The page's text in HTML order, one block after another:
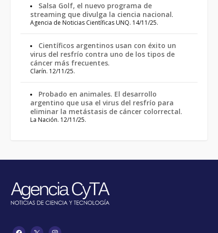
Salsa Golf, el nuevo programa de
streaming que divulga la ciencia nacional.
Agencia de Noticias Científicas UNQ. 14/11/25.
Científicos argentinos usan con éxito un
virus del resfrío contra uno de los tipos de
cáncer más frecuentes.
Clarín. 12/11/25.
Probado en animales. El desarrollo
argentino que usa el virus del resfrío para
eliminar la metástasis de cáncer colorrectal.
La Nación. 12/11/25.